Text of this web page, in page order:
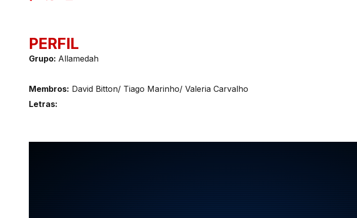
PERFIL
Grupo: Allamedah
Membros: David Bitton/ Tiago Marinho/ Valeria Carvalho
Letras: